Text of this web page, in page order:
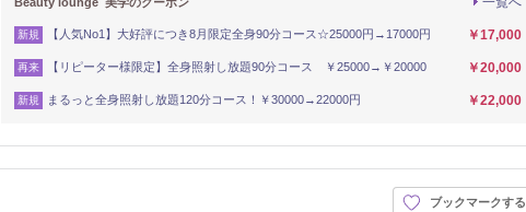
新規 【人気No1】大好評につき8月限定全身90分コース☆25000円→17000円 ￥17,000
再来 【リピーター様限定】全身照射し放題90分コース ￥25000→￥20000 ￥20,000
新規 まるっと全身照射し放題120分コース！￥30000→22000円 ￥22,000
ブックマークする